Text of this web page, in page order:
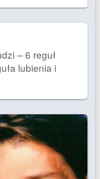
– 6 reguł
lubienia i